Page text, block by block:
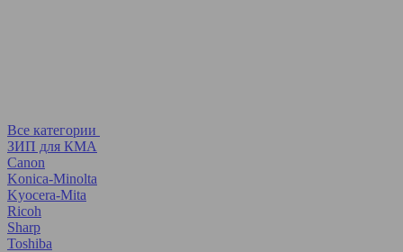
Все категории
ЗИП для КМА
Canon
Konica-Minolta
Kyocera-Mita
Ricoh
Sharp
Toshiba